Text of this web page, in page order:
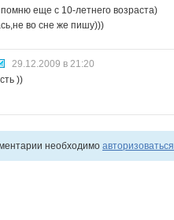
еще с 10-летнего возраста)
во сне же пишу)))
29.12.2009 в 21:20
))
необходимо авторизоваться